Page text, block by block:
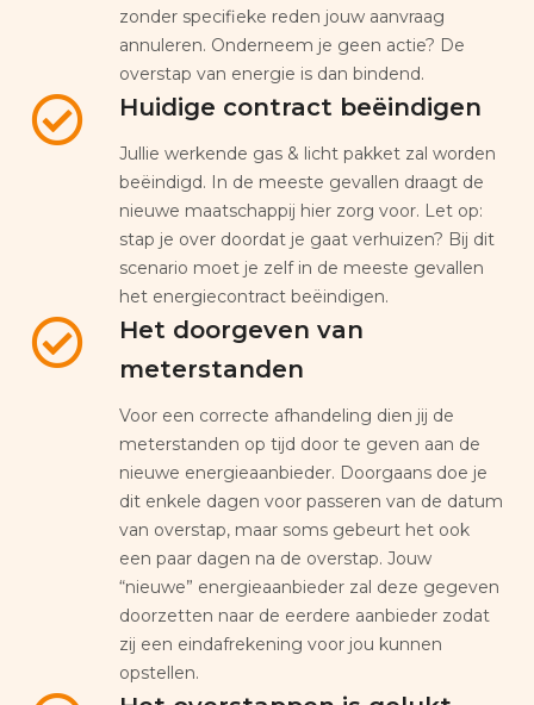
zonder specifieke reden jouw aanvraag
annuleren. Onderneem je geen actie? De
overstap van energie is dan bindend.
Huidige contract beëindigen
Jullie werkende gas & licht pakket zal worden
beëindigd. In de meeste gevallen draagt de
nieuwe maatschappij hier zorg voor. Let op:
stap je over doordat je gaat verhuizen? Bij dit
scenario moet je zelf in de meeste gevallen
het energiecontract beëindigen.
Het doorgeven van
meterstanden
Voor een correcte afhandeling dien jij de
meterstanden op tijd door te geven aan de
nieuwe energieaanbieder. Doorgaans doe je
dit enkele dagen voor passeren van de datum
van overstap, maar soms gebeurt het ook
een paar dagen na de overstap. Jouw
“nieuwe” energieaanbieder zal deze gegeven
doorzetten naar de eerdere aanbieder zodat
zij een eindafrekening voor jou kunnen
opstellen.